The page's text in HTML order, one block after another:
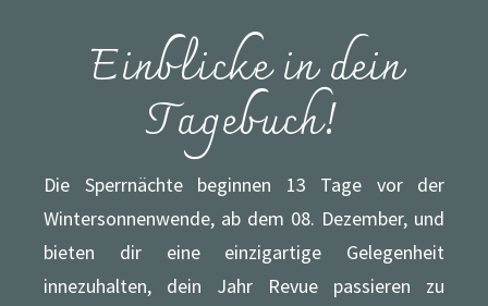
Einblicke in dein
Tagebuch!
Die Sperrnächte beginnen 13 Tage vor der
Wintersonnenwende, ab dem 08. Dezember, und
bieten dir eine einzigartige Gelegenheit
innezuhalten, dein Jahr Revue passieren zu